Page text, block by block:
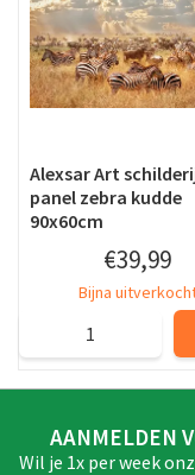
Alexsar Art
panel zebra kudde
90x60cm
€39,99
Bijna
AANMELDEN
Wil je 1x per week